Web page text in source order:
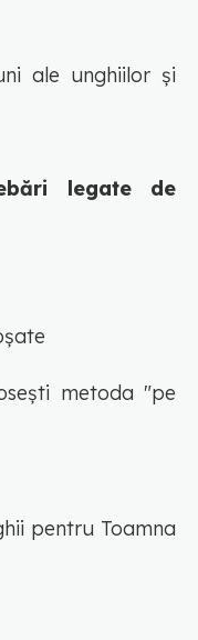
ale unghiilor și
legate de
metoda "pe
pentru Toamna